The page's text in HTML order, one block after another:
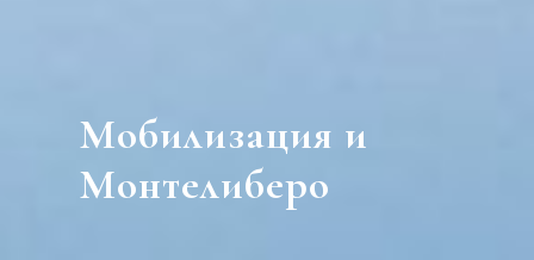
Мобилизация и
Монтелиберо